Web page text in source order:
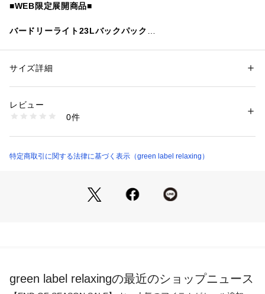
■WEB限定展開商品■
バードリーライト23Lバックパック
様々なシーンに活躍するバックパック。
ム。
・セカンドコンパートメント：面ファスナー式ポケットとキー
・背面：パッドに3Dメッシュを採用
■メーカー品番：PU7248
性別：メンズ
素材：-
洗濯：-
※詳しい洗濯方法については、商品の品質表示タグをご覧ください
32324000124 （ショップ）
サイズ詳細
レビュー
0件
特定商取引に関する法律に基づく表示（green label relaxing）
green label relaxingの最近のショップニュース